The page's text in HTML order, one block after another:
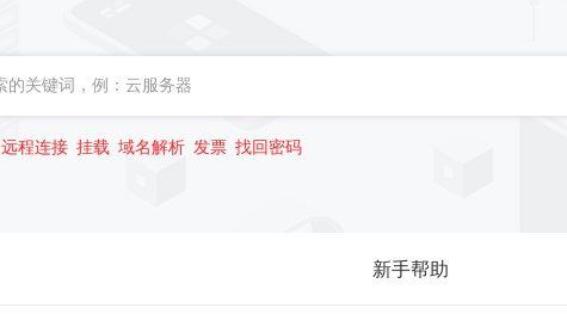
远程连接 挂载 域名解析 发票 找回密码
新手帮助